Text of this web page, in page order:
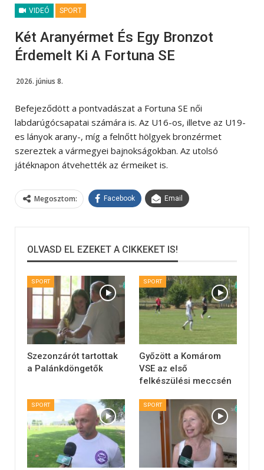
VIDEÓ SPORT
Két Aranyérmet És Egy Bronzot
Érdemelt Ki A Fortuna SE
2026. június 8.
Befejeződött a pontvadászat a Fortuna SE női
labdarúgócsapatai számára is. Az U16-os, illetve az U19-
es lányok arany-, míg a felnőtt hölgyek bronzérmet
szereztek a vármegyei bajnokságokban. Az utolsó
játéknapon átvehették az érmeiket is.
Megosztom: Facebook Email
OLVASD EL EZEKET A CIKKEKET IS!
SPORT
Szezonzárót tartottak
a Palánkdöngetők
SPORT
Győzött a Komárom
VSE az első
felkészülési meccsén
SPORT SPORT